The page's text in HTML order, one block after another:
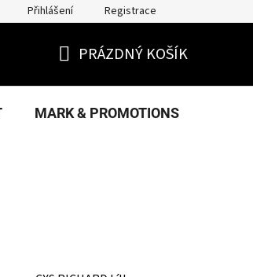
Přihlášení Registrace
KOŠÍK
PRÁZDNÝ KOŠÍK
MARK & PROMOTIONS